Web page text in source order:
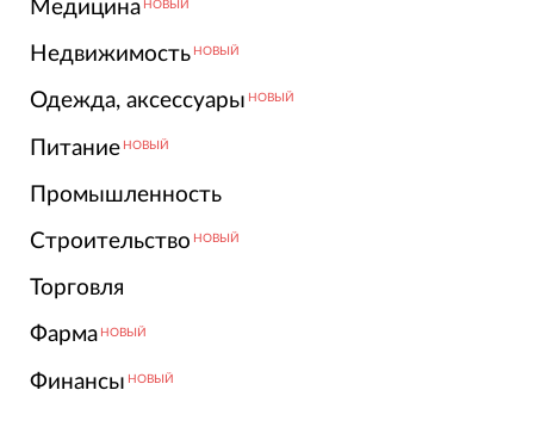
Медицина НОВЫЙ
Недвижимость НОВЫЙ
Одежда, аксессуары НОВЫЙ
Питание НОВЫЙ
Промышленность
Строительство НОВЫЙ
Торговля
Фарма НОВЫЙ
Финансы НОВЫЙ